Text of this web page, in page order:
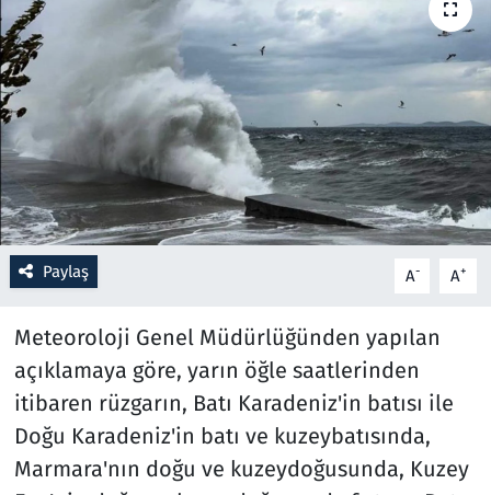
Paylaş A- A+
Meteoroloji Genel Müdürlüğünden yapılan
açıklamaya göre, yarın öğle saatlerinden
itibaren rüzgarın, Batı Karadeniz'in batısı ile
Doğu Karadeniz'in batı ve kuzeybatısında,
Marmara'nın doğu ve kuzeydoğusunda, Kuzey
Ramazan
Resmi İlanlar
Rüya Tabirleri
Sağlık
Savunma Sanayi
Seçim 2023
Spor
Teknoloji ve Bilim